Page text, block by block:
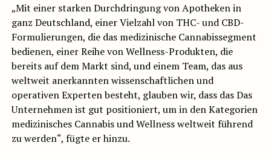
„Mit einer starken Durchdringung von Apotheken in
ganz Deutschland, einer Vielzahl von THC- und CBD-
Formulierungen, die das medizinische Cannabissegment
bedienen, einer Reihe von Wellness-Produkten, die
bereits auf dem Markt sind, und einem Team, das aus
weltweit anerkannten wissenschaftlichen und
operativen Experten besteht, glauben wir, dass das Das
Unternehmen ist gut positioniert, um in den Kategorien
medizinisches Cannabis und Wellness weltweit führend
zu werden“, fügte er hinzu.